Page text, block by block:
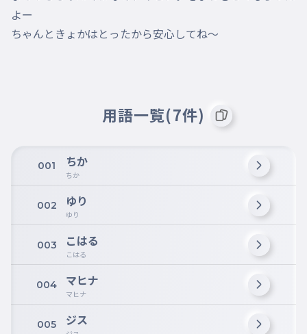
よー
ちゃんときょかはとったから安心してね〜
用語一覧(7件)
001 ちか
ちか
002 ゆり
ゆり
003 こはる
こはる
004 マヒナ
マヒナ
005 ジス